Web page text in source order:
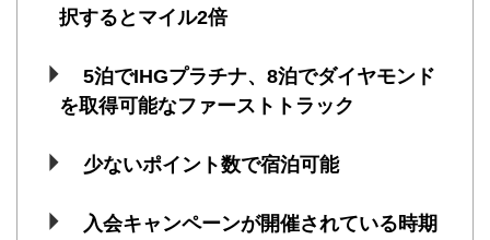
択するとマイル2倍
5泊でIHGプラチナ、8泊でダイヤモンド
を取得可能なファーストトラック
少ないポイント数で宿泊可能
入会キャンペーンが開催されている時期